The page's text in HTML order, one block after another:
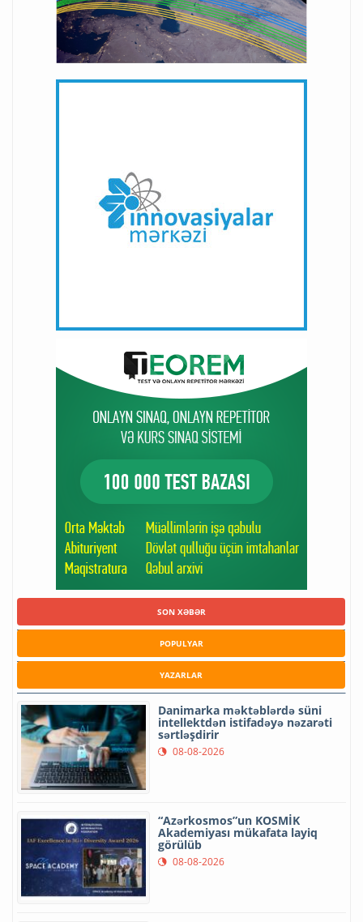
SON XƏBƏR
POPULYAR
YAZARLAR
Danimarka məktəblərdə süni
intellektdən istifadəyə nəzarəti
sərtləşdirir
08-08-2026
“Azərkosmos”un KOSMİK
Akademiyası mükafata layiq
görülüb
08-08-2026